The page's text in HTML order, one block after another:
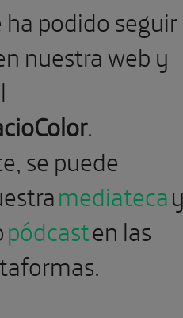
ha podido seguir
nuestra web y
.
se puede
mediateca
pódcasten las